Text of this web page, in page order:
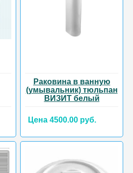
Раковина в ванную
(умывальник) тюльпан
ВИЗИТ белый
Цена 4500.00 руб.